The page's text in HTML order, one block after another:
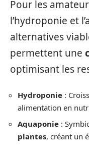
Pour les
l’hydroponie et
alternatives
permettent une
optimisant les
Hydroponie :
alimentation en
Aquaponie :
plantes, créant un